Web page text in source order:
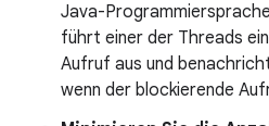
Java-
führt einer der Threads
Aufruf aus und
wenn der blockierende